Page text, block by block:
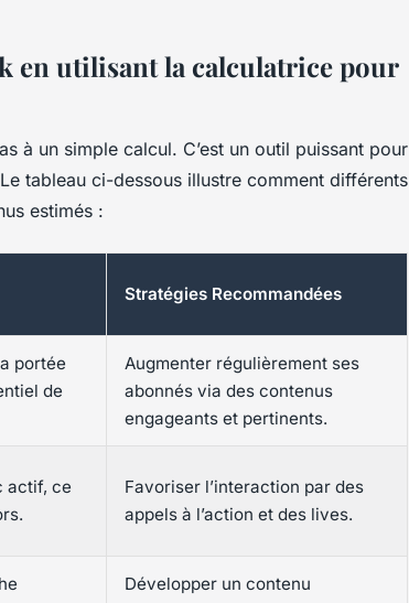
en utilisant la calculatrice pour
à un simple calcul. C’est un outil puissant pour
tableau ci-dessous illustre comment différents
estimés :
Stratégies Recommandées
portée
de
Augmenter régulièrement ses
abonnés via des contenus
engageants et pertinents.
actif, ce
Favoriser l’interaction par des
appels à l’action et des lives.
Développer un contenu